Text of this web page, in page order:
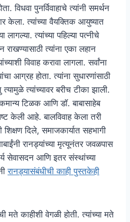
विधवा पुनर्विवाहाचे त्यांनी समर्थन
केला. त्यांच्या वैयक्तिक आयुष्यात
लागल्या. त्यांच्या पहिल्या पत्नीचे
त्यांना एका लहान
विवाह करावा लागला. सर्वांना
आग्रह होता. त्यांना सुधारणांसाठी
त्यांच्यावर बरीच टीका झाली.
टिळक आणि डॉ. बाबासाहेब
केली आहे. बालविवाह केला तरी
शिक्षण दिले, समाजकार्यात सहभागी
रानड्यांच्या मृत्यूनंतर जवळपास
सेवासदन आणि इतर संस्थांच्या
रानड्यासंबंधीची काही पुस्तकेही
मते काहीशी वेगळी होती. त्यांच्या मते